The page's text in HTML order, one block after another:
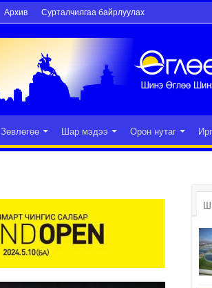
Архив Сурталчилгаа байрлуулах
Зөвлөгөө Шар мэдээ Орон нутаг